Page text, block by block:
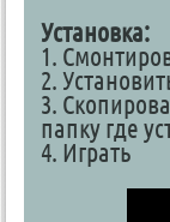
Установка:
1.
2.
3.
папку где
4. Играть